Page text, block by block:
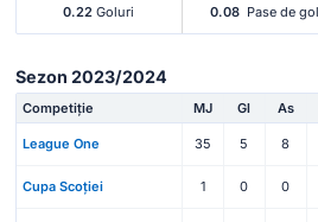
0.22 Goluri 0.08 Pase de gol
Sezon 2023/2024
Competiție MJ Gl As
League One 35 5 8
Cupa Scoției 1 0 0